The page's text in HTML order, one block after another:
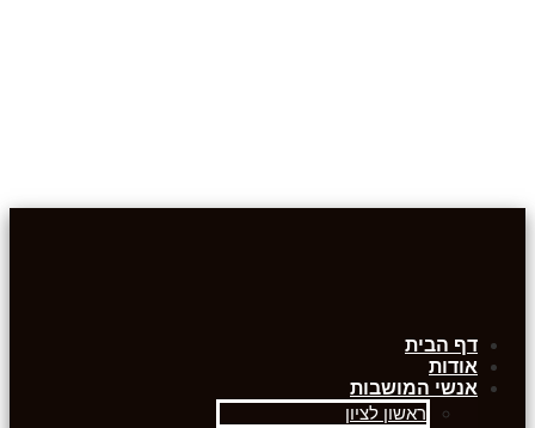
דף הבית
אודות
אנשי המושבות
ראשון לציון